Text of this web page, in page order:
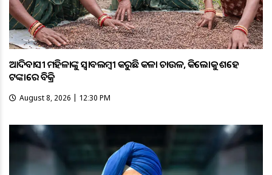
ଆଦିବାସୀ ମହିଳାଙ୍କୁ ସ୍ଵାବଲମ୍ଵୀ କରୁଛି କଳା ଚାଉଳ, କିଲୋକୁ ଶହେ
ଟଙ୍କାରେ ବିକ୍ରି
August 8, 2026 | 12:30 PM